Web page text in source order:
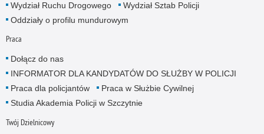
Wydział Ruchu Drogowego
Wydział Sztab Policji
Oddziały o profilu mundurowym
Praca
Dołącz do nas
INFORMATOR DLA KANDYDATÓW DO SŁUŻBY W POLICJI
Praca dla policjantów
Praca w Służbie Cywilnej
Studia Akademia Policji w Szczytnie
Twój Dzielnicowy